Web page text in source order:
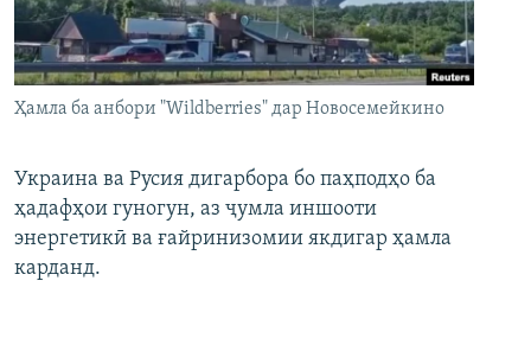
Ҳамла ба анбори "Wildberries" дар Новосемейкино
Украина ва Русия дигарбора бо паҳподҳо ба
ҳадафҳои гуногун, аз ҷумла иншооти
энергетикӣ ва ғайринизомии якдигар ҳамла
карданд.